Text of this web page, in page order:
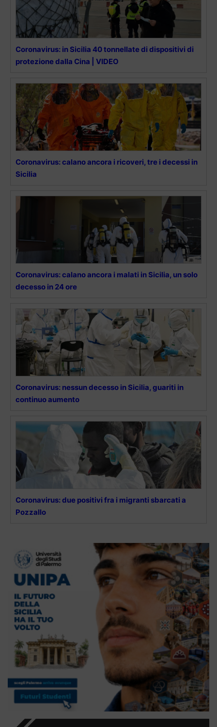
Coronavirus: in Sicilia 40 tonnellate di dispositivi di
protezione dalla Cina | VIDEO
Coronavirus: calano ancora i ricoveri, tre i decessi in
Sicilia
Coronavirus: calano ancora i malati in Sicilia, un solo
decesso in 24 ore
Coronavirus: nessun decesso in Sicilia, guariti in
continuo aumento
Coronavirus: due positivi fra i migranti sbarcati a
Pozzallo